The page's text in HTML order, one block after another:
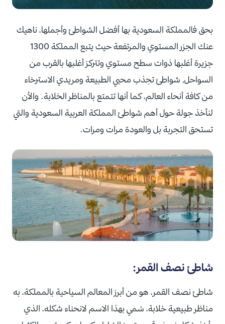
بحق فالمملكة السعودية بها أفضل الشواطئ وأجملها، ناهيك
عنك الجزر المستوي والمرتفعة حيث يتبع المملكة 1300
جزيرة أغلبها ذوات سطح مستوي وتتركز أغلبها بالقرب من
السواحل, شواطئ تجذب محبي الطبيعة ومريدي الاسترخاء
من كافة أنحاء العالم، كما أنها تتمتع بالمناظر الخلابة. والأن
لنأخذ جولة حول أهم شواطئ المملكة العربية السعودية والتي
تستحق التجربة بل والعودة مرات ومرات.
شاطئ نصف القمر:
شاطئ نصف القمر، هو من أبرز المعالم السياحية بالمملكة، به
مناظر طبيعية خلابة، سُمي بهذا الاسم لانحناء شكله، الذي